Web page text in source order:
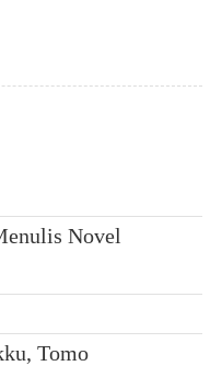
Novel
Tomo